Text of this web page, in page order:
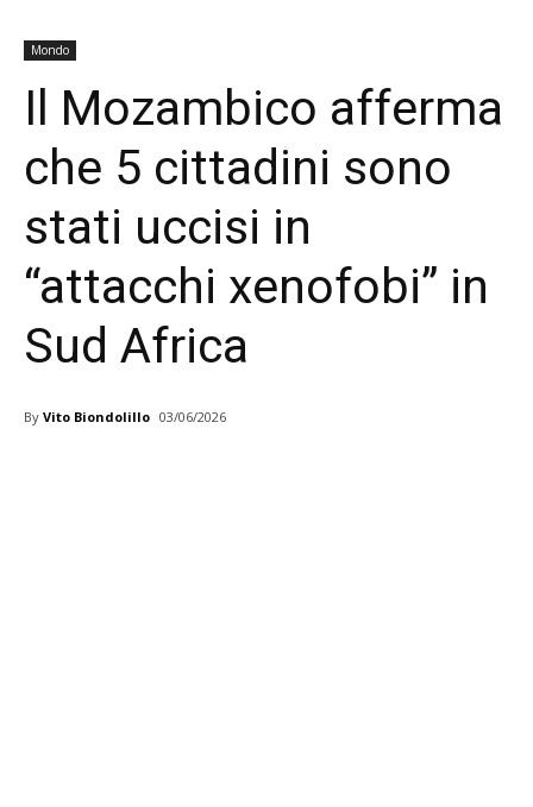
Mondo
Il Mozambico afferma
che 5 cittadini sono
stati uccisi in
“attacchi xenofobi” in
Sud Africa
By Vito Biondolillo 03/06/2026